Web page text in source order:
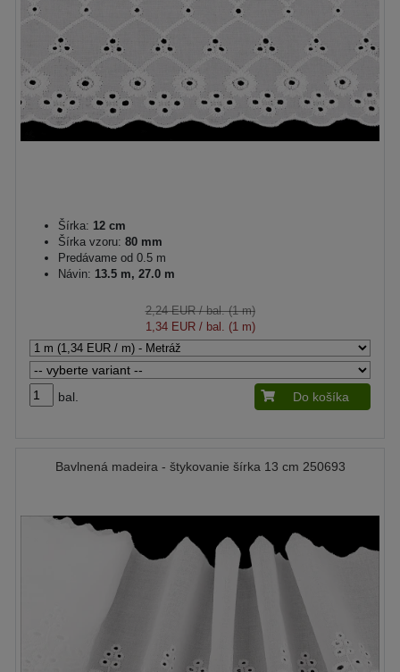
Šírka: 12 cm
Šírka vzoru: 80 mm
Predávame od 0.5 m
Návin: 13.5 m, 27.0 m
2,24 EUR/ bal. (1 m)
1,34 EUR/ bal. (1 m)
bal. Do košíka
Bavlnená madeira - štykovanie šírka 13 cm 250693